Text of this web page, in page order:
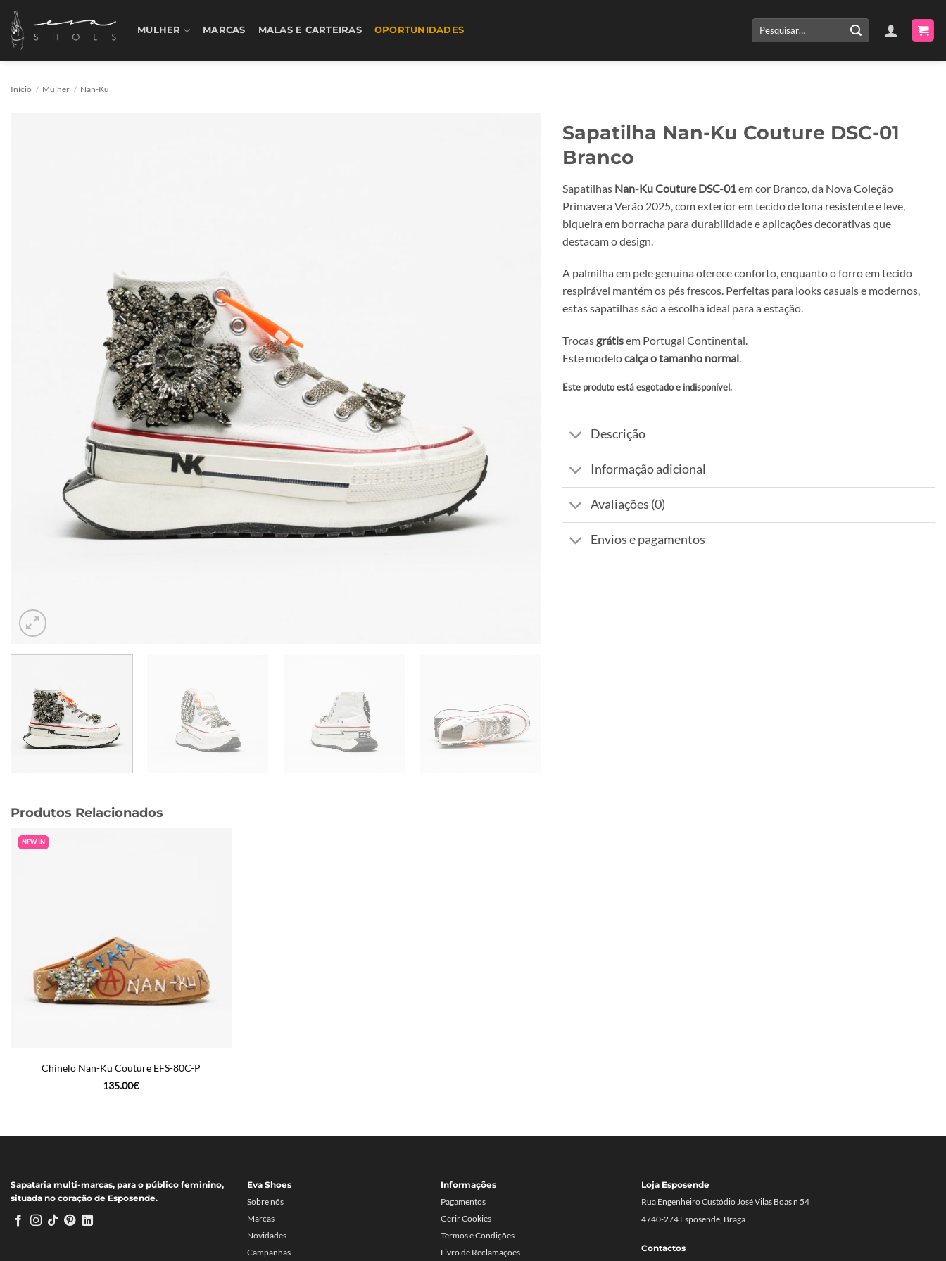
Skip
content
MULHER MARCAS MALAS E CARTEIRAS OPORTUNIDADES
Pesquisar
por:
Início / Mulher / Nan-Ku
Sapatilha Nan-Ku Couture DSC-01
Branco
Sapatilhas Nan-Ku Couture DSC-01 em cor Branco, da Nova Coleção
Primavera Verão 2025, com exterior em tecido de lona resistente e leve,
biqueira em borracha para durabilidade e aplicações decorativas que
destacam o design.
A palmilha em pele genuína oferece conforto, enquanto o forro em tecido
respirável mantém os pés frescos. Perfeitas para looks casuais e modernos,
estas sapatilhas são a escolha ideal para a estação.
Trocas grátisem Portugal Continental.
Este modelocalça o tamanho normal.
Este produto está esgotado e indisponível.
Alternative:
Descrição
Informação adicional
Avaliações (0)
Envios e pagamentos
Produtos Relacionados
NEW IN
Chinelo Nan-Ku Couture EFS-80C-P
135.00€
Sapataria multi-marcas, para o público feminino,
situada no coração de Esposende.
Eva Shoes
Sobre nós
Marcas
Novidades
Campanhas
Informações
Pagamentos
Gerir Cookies
Termos e Condições
Livro de Reclamações
Loja Esposende
Rua Engenheiro Custódio José Vilas Boas n 54
4740-274 Esposende, Braga
Contactos